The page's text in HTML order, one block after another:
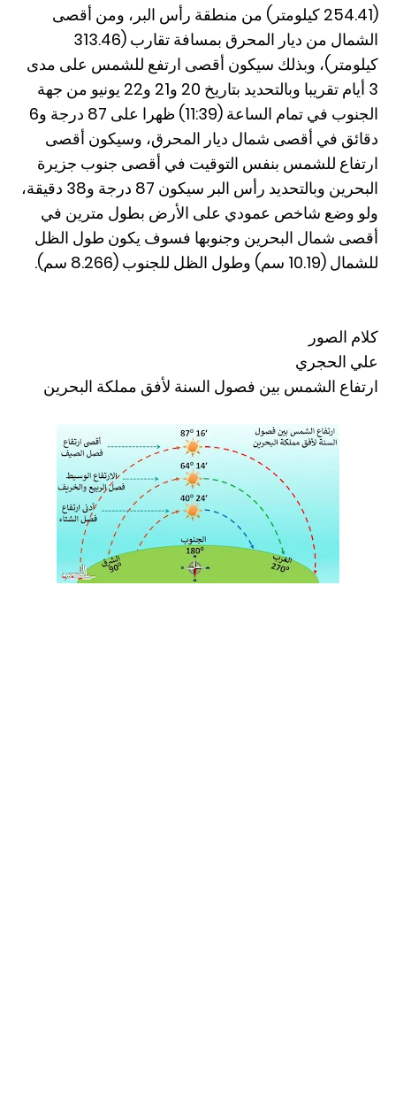
(254.41 كيلومتر) من منطقة رأس البر، ومن أقصى
الشمال من ديار المحرق بمسافة تقارب (313.46
كيلومتر)، وبذلك سيكون أقصى ارتفع للشمس على مدى
3 أيام تقريبا وبالتحديد بتاريخ 20 و21 و22 يونيو من جهة
الجنوب في تمام الساعة (11:39) ظهرا على 87 درجة و6
دقائق في أقصى شمال ديار المحرق، وسيكون أقصى
ارتفاع للشمس بنفس التوقيت في أقصى جنوب جزيرة
البحرين وبالتحديد رأس البر سيكون 87 درجة و38 دقيقة،
ولو وضع شاخص عمودي على الأرض بطول مترين في
أقصى شمال البحرين وجنوبها فسوف يكون طول الظل
للشمال (10.19 سم) وطول الظل للجنوب (8.266 سم).
كلام الصور
علي الحجري
ارتفاع الشمس بين فصول السنة لأفق مملكة البحرين